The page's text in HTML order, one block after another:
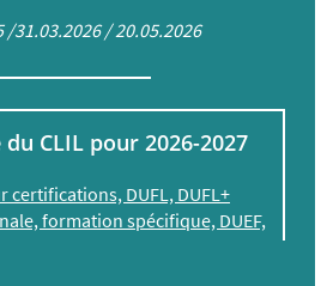
/31.03.2026 / 20.05.2026
CLIL pour 2026-2027
certifications, DUFL, DUFL+
formation spécifique, DUEF,